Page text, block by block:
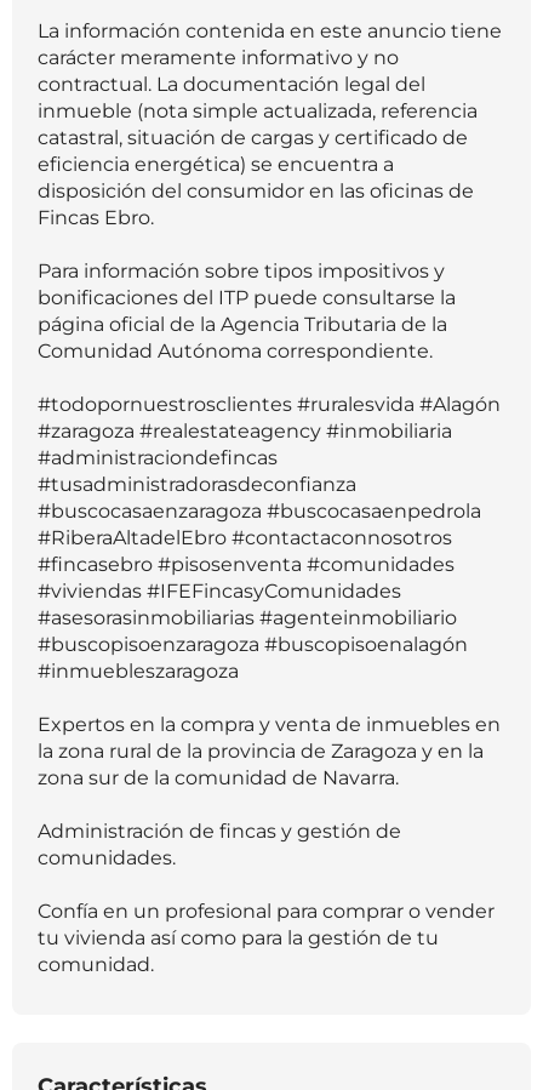
La información contenida en este anuncio tiene
carácter meramente informativo y no
contractual. La documentación legal del
inmueble (nota simple actualizada, referencia
catastral, situación de cargas y certificado de
eficiencia energética) se encuentra a
disposición del consumidor en las oficinas de
Fincas Ebro.
Para información sobre tipos impositivos y
bonificaciones del ITP puede consultarse la
página oficial de la Agencia Tributaria de la
Comunidad Autónoma correspondiente.
#todopornuestrosclientes #ruralesvida #Alagón
#zaragoza #realestateagency #inmobiliaria
#administraciondefincas
#tusadministradorasdeconfianza
#buscocasaenzaragoza #buscocasaenpedrola
#RiberaAltadelEbro #contactaconnosotros
#fincasebro #pisosenventa #comunidades
#viviendas #IFEFincasyComunidades
#asesorasinmobiliarias #agenteinmobiliario
#buscopisoenzaragoza #buscopisoenalagón
#inmuebleszaragoza
Expertos en la compra y venta de inmuebles en
la zona rural de la provincia de Zaragoza y en la
zona sur de la comunidad de Navarra.
Administración de fincas y gestión de
comunidades.
Confía en un profesional para comprar o vender
tu vivienda así como para la gestión de tu
comunidad.